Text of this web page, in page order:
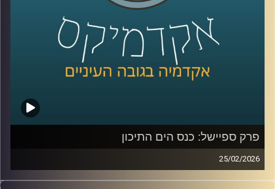
ולמה גם מדינות שלא תלויות בו ישירות, עדיין מושפעות מכל
מה שקורה שם?
כדי להבין את כל זאת ועוד, נמצא איתנו היום אברי שכטר, מנהל
מכון ינאי לביטחון אנרגטי באוניברסיטת רייכמן
פרק ספיישל: כנס הים התיכון
25/02/2026
הקלטה מתוך השטח, מהכנס השמיני בנושא הים התיכון: